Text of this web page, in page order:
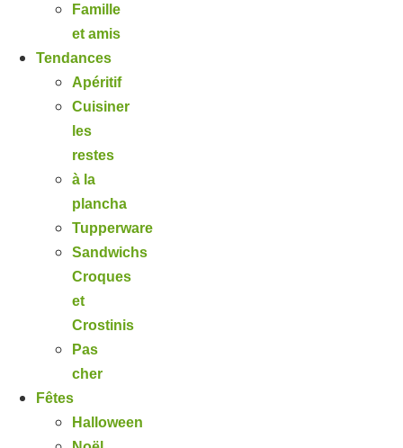
Famille
et amis
Tendances
Apéritif
Cuisiner
les
restes
à la
plancha
Tupperware
Sandwichs
Croques
et
Crostinis
Pas
cher
Fêtes
Halloween